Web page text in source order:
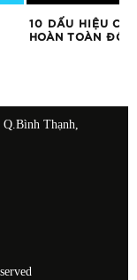
10 DẤU HIỆU
HOÀN TOÀN ĐỔ
Q.Bình Thạnh,